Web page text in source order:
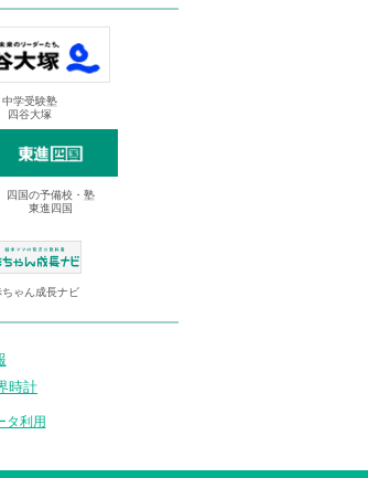
中学受験塾
四谷大塚
四国の予備校・塾
東進四国
ちゃん成長ナビ
時計
タ利用